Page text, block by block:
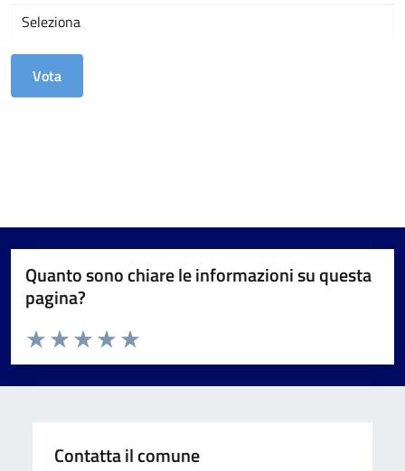
Quanto sono chiare le informazioni su questa
pagina?
Valuta da 1 a 5 stelle la pagina
Valuta 5 stelle su 5
Valuta 4 stelle su 5
Valuta 3 stelle su 5
Valuta 2 stelle su 5
Valuta 1 stelle su 5
Contatta il comune